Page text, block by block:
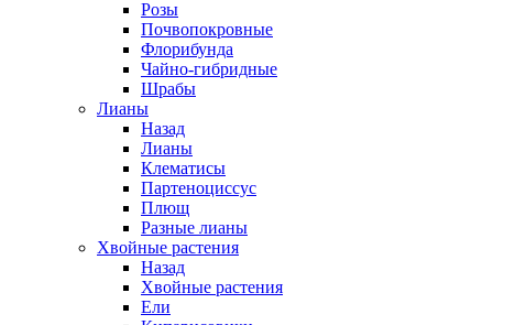
Розы
Почвопокровные
Флорибунда
Чайно-гибридные
Шрабы
Лианы
Назад
Лианы
Клематисы
Партеноциссус
Плющ
Разные лианы
Хвойные растения
Назад
Хвойные растения
Ели